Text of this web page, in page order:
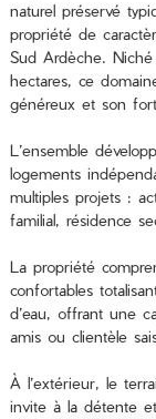
naturel préservé
propriété de
Sud Ardèche.
hectares, ce
généreux et son
L’ensemble
logements
multiples projets :
familial, résidence
La propriété
confortables
d’eau, offrant une
amis ou clientèle
À l’extérieur, le
invite à la détente